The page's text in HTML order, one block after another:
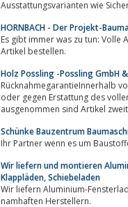
HORNBACH - Der Projekt-
Es gibt immer was zu tun: Volle Auswahl, Service, Dauertiefpreise und Beratung. Im Onlineshop
Artikel bestellen.
Holz Possling -Possling GmbH &
RücknahmegarantieInnerhalb
oder gegen Erstattung des
Schünke Bauzentrum
Wir liefern und montieren
Klappläden, Schiebeladen
Wir liefern Aluminium-Fensterladen und Klappladen, Schiebeläden, Holz-
namhaften Herstellern.